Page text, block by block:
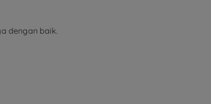
dengan baik.